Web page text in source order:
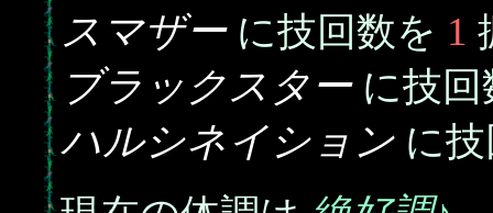
スマザーに技回数を 1
ブラックスターに技
ハルシネイション に